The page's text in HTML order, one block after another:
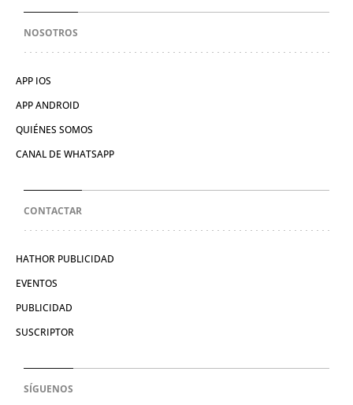
NOSOTROS
APP IOS
APP ANDROID
QUIÉNES SOMOS
CANAL DE WHATSAPP
CONTACTAR
HATHOR PUBLICIDAD
EVENTOS
PUBLICIDAD
SUSCRIPTOR
SÍGUENOS